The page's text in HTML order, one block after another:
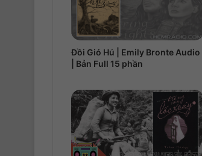
Đồi Gió Hú | Emily Bronte Audio
| Bản Full 15 phần